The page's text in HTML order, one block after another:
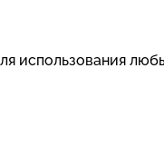
использования